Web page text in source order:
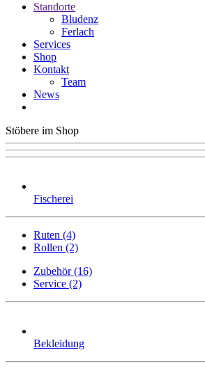
Standorte
Bludenz
Ferlach
Services
Shop
Kontakt
Team
News
Stöbere im Shop
Fischerei
Ruten (4)
Rollen (2)
Zubehör (16)
Service (2)
Bekleidung